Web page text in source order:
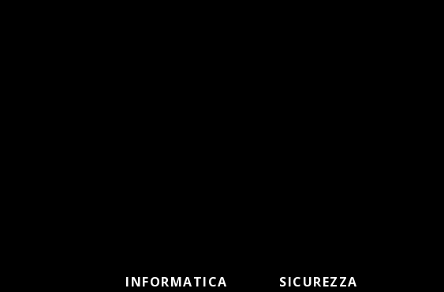
INFORMATICA SICUREZZA